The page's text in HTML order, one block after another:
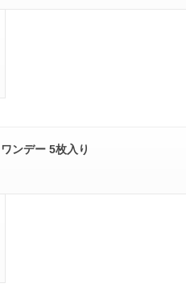
ンデー 5枚入り